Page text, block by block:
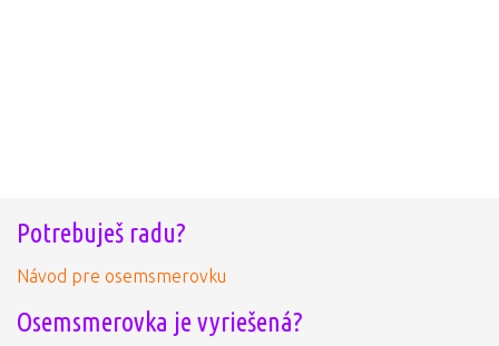
Potrebuješ radu?
Návod pre osemsmerovku
Osemsmerovka je vyriešená?